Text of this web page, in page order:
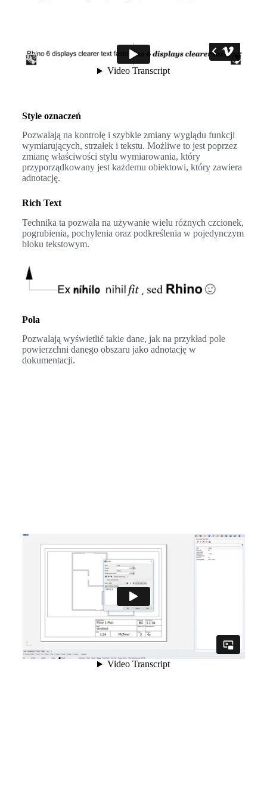
Style oznaczeń
Pozwalają na kontrolę i szybkie zmiany wyglądu funkcji
wymiarujących, strzałek i tekstu. Możliwe to jest poprzez
zmianę właściwości stylu wymiarowania, który
przyporządkowany jest każdemu obiektowi, który zawiera
adnotację.
Rich Text
Technika ta pozwala na używanie wielu różnych czcionek,
pogrubienia, pochylenia oraz podkreślenia w pojedynczym
bloku tekstowym.
Pola
Pozwalają wyświetlić takie dane, jak na przykład pole
powierzchni danego obszaru jako adnotację w
dokumentacji.